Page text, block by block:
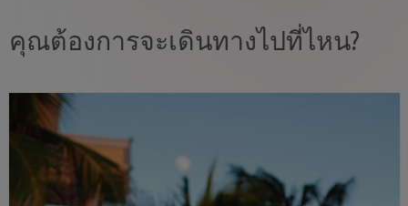
คุณต้องการจะเดินทางไปที่ไหน?